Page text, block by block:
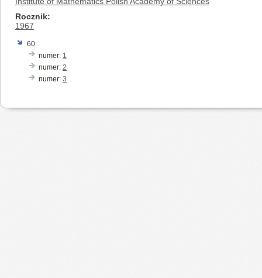
Rocznik
1967
60
numer: 1
numer: 2
numer: 3